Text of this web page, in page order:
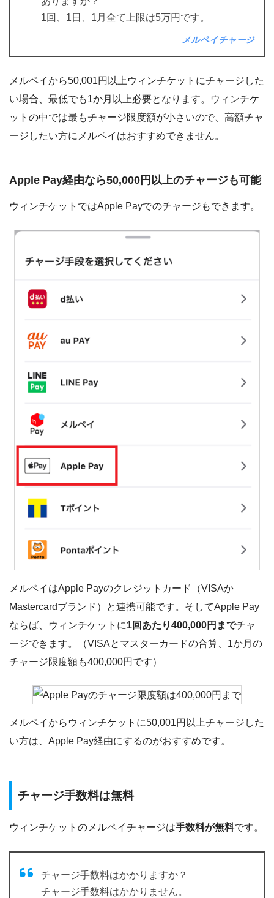
1回、1日、1月全て上限は5万円です。
メルペイチャージ
メルペイから50,001円以上ウィンチケットにチャージした
い場合、最低でも1か月以上必要となります。ウィンチケ
ットの中では最もチャージ限度額が小さいので、高額チャ
ージしたい方にメルペイはおすすめできません。
Apple Pay経由なら50,000円以上のチャージも可能
ウィンチケットではApple Payでのチャージもできます。
メルペイはApple Payのクレジットカード（VISAか
Mastercardブランド）と連携可能です。そしてApple Pay
ならば、ウィンチケットに1回あたり400,000円までチャ
ージできます。（VISAとマスターカードの合算、1か月の
チャージ限度額も400,000円です）
メルペイからウィンチケットに50,001円以上チャージした
い方は、Apple Pay経由にするのがおすすめです。
チャージ手数料は無料
ウィンチケットのメルペイチャージは手数料が無料です。
チャージ手数料はかかりますか？
チャージ手数料はかかりません。